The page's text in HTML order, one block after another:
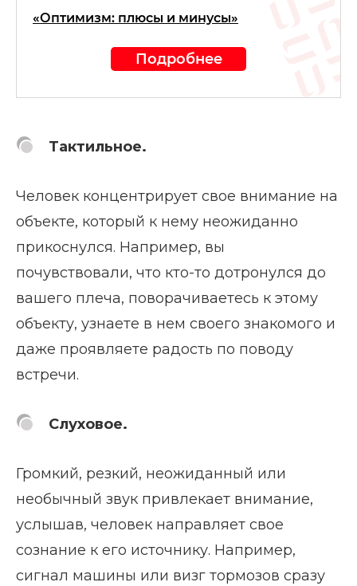
«Оптимизм: плюсы и минусы»
Подробнее
Тактильное.
Человек концентрирует свое внимание на
объекте, который к нему неожиданно
прикоснулся. Например, вы
почувствовали, что кто-то дотронулся до
вашего плеча, поворачиваетесь к этому
объекту, узнаете в нем своего знакомого и
даже проявляете радость по поводу
встречи.
Слуховое.
Громкий, резкий, неожиданный или
необычный звук привлекает внимание,
услышав, человек направляет свое
сознание к его источнику. Например,
сигнал машины или визг тормозов сразу